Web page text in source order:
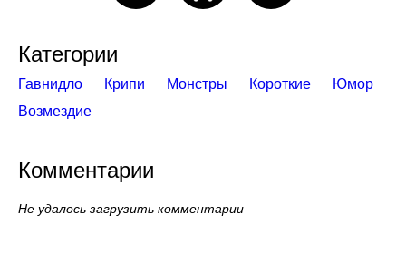
Категории
Гавнидло Крипи Монстры Короткие
Юмор
Возмездие
Комментарии
Не удалось загрузить комментарии